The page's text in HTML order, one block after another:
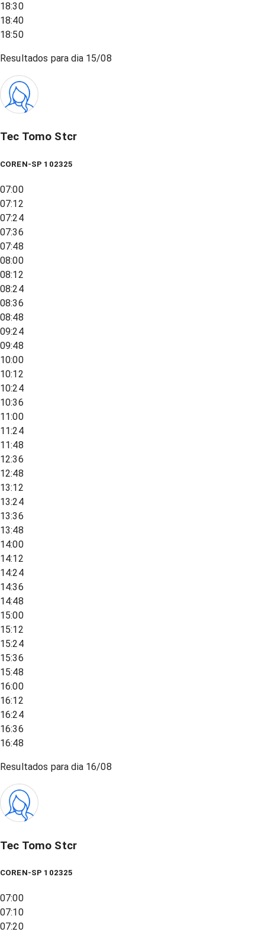
18:30
18:40
18:50
Resultados para dia 15/08
Tec Tomo Stcr
COREN-SP 102325
07:00
07:12
07:24
07:36
07:48
08:00
08:12
08:24
08:36
08:48
09:24
09:48
10:00
10:12
10:24
10:36
11:00
11:24
11:48
12:36
12:48
13:12
13:24
13:36
13:48
14:00
14:12
14:24
14:36
14:48
15:00
15:12
15:24
15:36
15:48
16:00
16:12
16:24
16:36
16:48
Resultados para dia 16/08
Tec Tomo Stcr
COREN-SP 102325
07:00
07:10
07:20